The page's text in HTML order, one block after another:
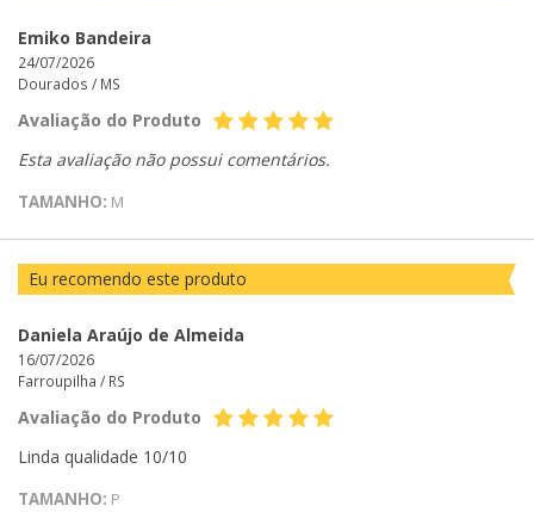
Emiko Bandeira
24/07/2026
Dourados / MS
Avaliação do Produto
Esta avaliação não possui comentários.
TAMANHO: M
Eu recomendo este produto
Daniela Araújo de Almeida
16/07/2026
Farroupilha / RS
Avaliação do Produto
Linda qualidade 10/10
TAMANHO: P